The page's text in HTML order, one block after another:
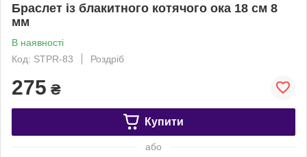
Браслет із блакитного котячого ока 18 см 8
мм
В наявності
Код: STPR-83
Роздріб
275 ₴
Купити
або